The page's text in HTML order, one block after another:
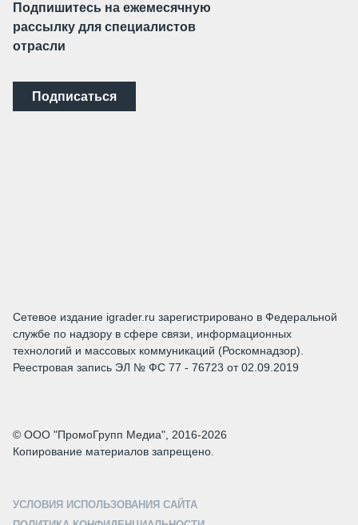
Подпишитесь на ежемесячную
рассылку для специалистов
отрасли
Подписаться
Сетевое издание igrader.ru зарегистрировано в Федеральной
службе по надзору в сфере связи, информационных
технологий и массовых коммуникаций (Роскомнадзор).
Реестровая запись ЭЛ № ФС 77 - 76723 от 02.09.2019
© ООО "ПромоГрупп Медиа", 2016-2026
Копирование материалов запрещено.
УСЛОВИЯ ИСПОЛЬЗОВАНИЯ САЙТА